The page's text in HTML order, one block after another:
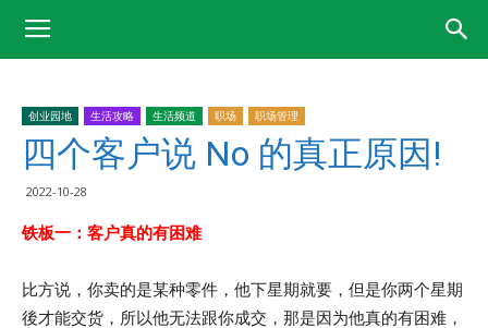
创业园地 生活攻略 生活频道 职场 职场管理
四个客户说 No 的真正原因!
2022-10-28
铁板一：客户真的有困难
比方说，你卖的是某种零件，他下星期就要，但是你两个星期
後才能交货，所以他无法跟你成交，那是因为他真的有困难，